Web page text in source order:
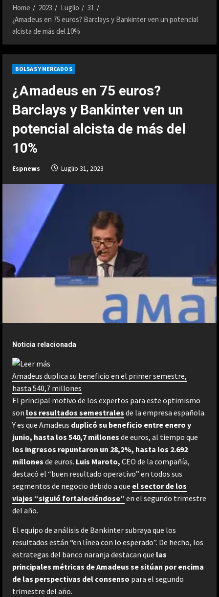
Home 2023 Luglio
31
¿Amadeus en 75 euros? Barclays y Bankinter ven un potencial
alcista de más del 10%
BOLSAS Y MERCADOS
¿Amadeus en 75 euros?
Barclays y Bankinter ven un
potencial alcista de más del
10%
Espnews Luglio 31, 2023
Noticia relacionada
Amadeus duplica su beneficio en el primer semestre,
hasta 540,7 millones
El principal motivo de los expertos para este optimismo
son los resultados semestrales de la empresa española.
Y es que Amadeus duplicó su beneficio entre enero y
junio, hasta los 540,7 millones de euros, al tiempo que
los ingresos repuntaron un 28,2%, hasta los 2.692
millones de euros. Luis Maroto, CEO de la compañía,
destacó el “buen resultado operativo” en todos sus
segmentos de negocio debido a que el sector de los
viajes “siguió fortaleciéndose” en el segundo trimestre
del año.
El equipo de análisis de Bankinter subraya que los
resultados están “en línea con lo esperado”. De hecho, los
estrategas del banco naranja destacan que las
principales métricas de Amadeus se sitúan por encima
de las perspectivas del consenso para el segundo
trimestre del año.